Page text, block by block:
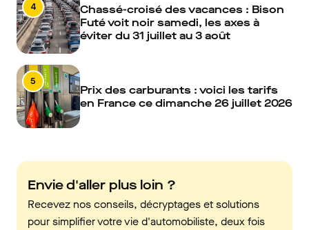
4
Chassé-croisé des vacances : Bison
Futé voit noir samedi, les axes à
éviter du 31 juillet au 3 août
5
Prix des carburants : voici les tarifs
en France ce dimanche 26 juillet 2026
Envie d'aller plus loin ?
Recevez nos conseils, décryptages et solutions
pour simplifier votre vie d'automobiliste, deux fois